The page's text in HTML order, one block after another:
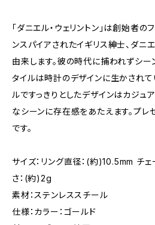
「ダニエル・ウェリントン」は創始者の
ンスパイアされたイギリス紳士、ダニ
由来します。彼の時代に捕われずシー
タイルは時計のデザインに生かされて
ルですっきりとしたデザインはカジュ
なシーンに存在感をあたえます。プレ
です。
サイズ：リング直径：(約)10.5mm チ
さ：(約)2g
素材：ステンレススチール
仕様：カラー：ゴールド